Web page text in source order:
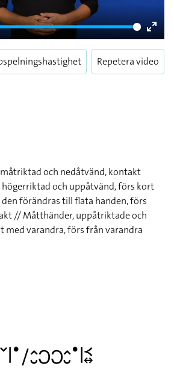
Enter
Repetera video
och nedåtvänd, kontakt
och uppåtvänd, förs kort
förändras till flata handen, förs
// Måtthänder, uppåtriktade och
med varandra, förs från varandra